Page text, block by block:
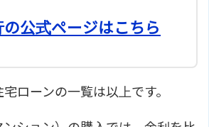
公式ページはこちら
ローンの一覧は以上です。